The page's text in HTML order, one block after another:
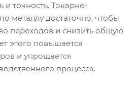
и точность. Токарно-
металлу достаточно, чтобы
переходов и снизить общую
этого повышается
и упрощается
процесса.